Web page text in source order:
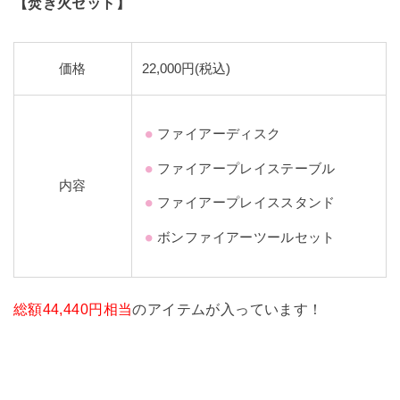
価格 22,000円(税込)
内容
ファイアーディスク
ファイアープレイステーブル
ファイアープレイススタンド
ボンファイアーツールセット
総額44,440円相当のアイテムが入っています！